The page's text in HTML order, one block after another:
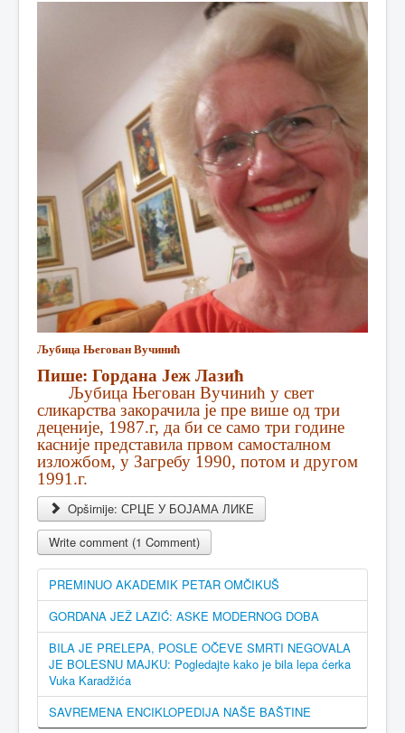
Љубица Његован Вучинић
Пише: Гордана Јеж Лазић
Љубица Његован Вучинић у свет
сликарства закорачила је пре више од три
деценије, 1987.г, да би се само три године
касније представила првом самосталном
изложбом, у Загребу 1990, потом и другом
1991.г.
Opširnije: СРЦЕ У БОЈАМА ЛИКЕ
Write comment (1 Comment)
PREMINUO AKADEMIK PETAR OMČIKUŠ
GORDANA JEŽ LAZIĆ: ASKE MODERNOG DOBA
BILA JE PRELEPA, POSLE OČEVE SMRTI NEGOVALA
JE BOLESNU MAJKU: Pogledajte kako je bila lepa ćerka
Vuka Karadžića
SAVREMENA ENCIKLOPEDIJA NAŠE BAŠTINE